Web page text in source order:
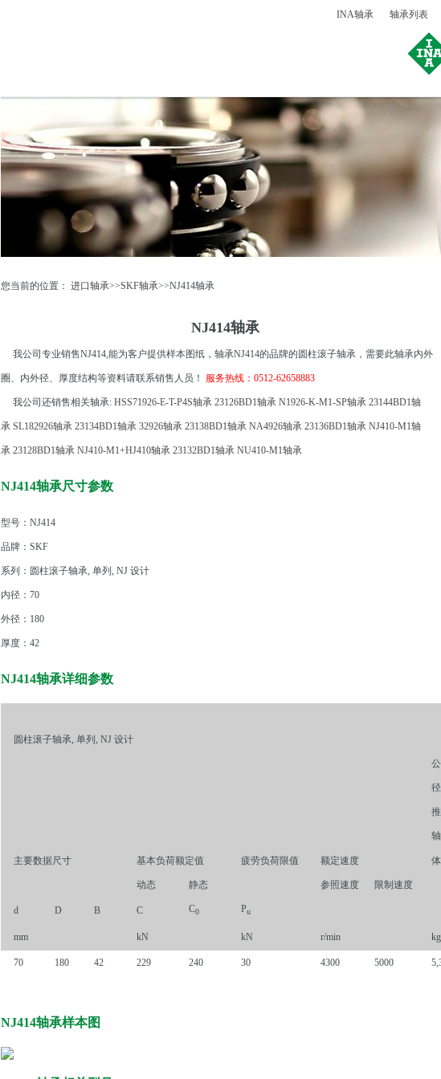
INA轴承 轴承列表
您当前的位置： 进口轴承>>SKF轴承>>NJ414轴承
NJ414轴承
我公司专业销售NJ414,能为客户提供样本图纸，轴承NJ414的品牌的圆柱滚子轴承，需要此轴承内外
圈、内外径、厚度结构等资料请联系销售人员！ 服务热线：0512-62658883
我公司还销售相关轴承: HSS71926-E-T-P4S轴承 23126BD1轴承 N1926-K-M1-SP轴承 23144BD1轴
承 SL182926轴承 23134BD1轴承 32926轴承 23138BD1轴承 NA4926轴承 23136BD1轴承 NJ410-M1轴
承 23128BD1轴承 NJ410-M1+HJ410轴承 23132BD1轴承 NU410-M1轴承
NJ414轴承尺寸参数
型号：NJ414
品牌：SKF
系列：圆柱滚子轴承, 单列, NJ 设计
内径：70
外径：180
厚度：42
NJ414轴承详细参数
圆柱滚子轴承, 单列, NJ 设计
主要数据尺寸 基本负荷额定值 疲劳负荷限值 额定速度
动态 静态 参照速度 限制速度
d D B C C0 Pu
mm kN kN r/min kg
70 180 42 229 240 30 4300 5000
NJ414轴承样本图